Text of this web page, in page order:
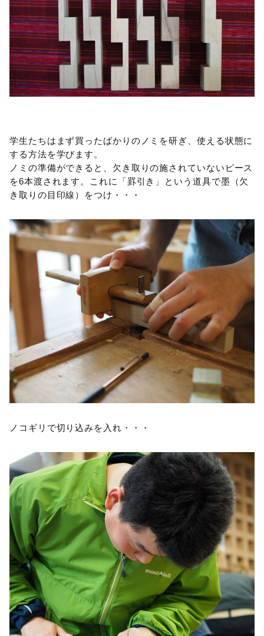
学生たちはまず買ったばかりのノミを研ぎ、使える状態に
する方法を学びます。
ノミの準備ができると、欠き取りの施されていないピース
を6本渡されます。これに「罫引き」という道具で墨（欠
き取りの目印線）をつけ・・・
ノコギリで切り込みを入れ・・・